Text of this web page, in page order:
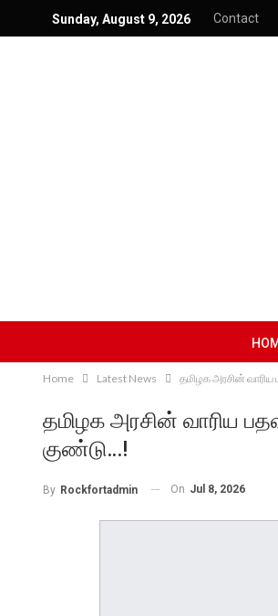
Sunday, August 9, 2026 Contact
Home Latest News தமிழக அரசின் வாரிய
தமிழக அரசின் வாரிய
குண்டு…!
By Rockfortadmin On Jul 8, 2026